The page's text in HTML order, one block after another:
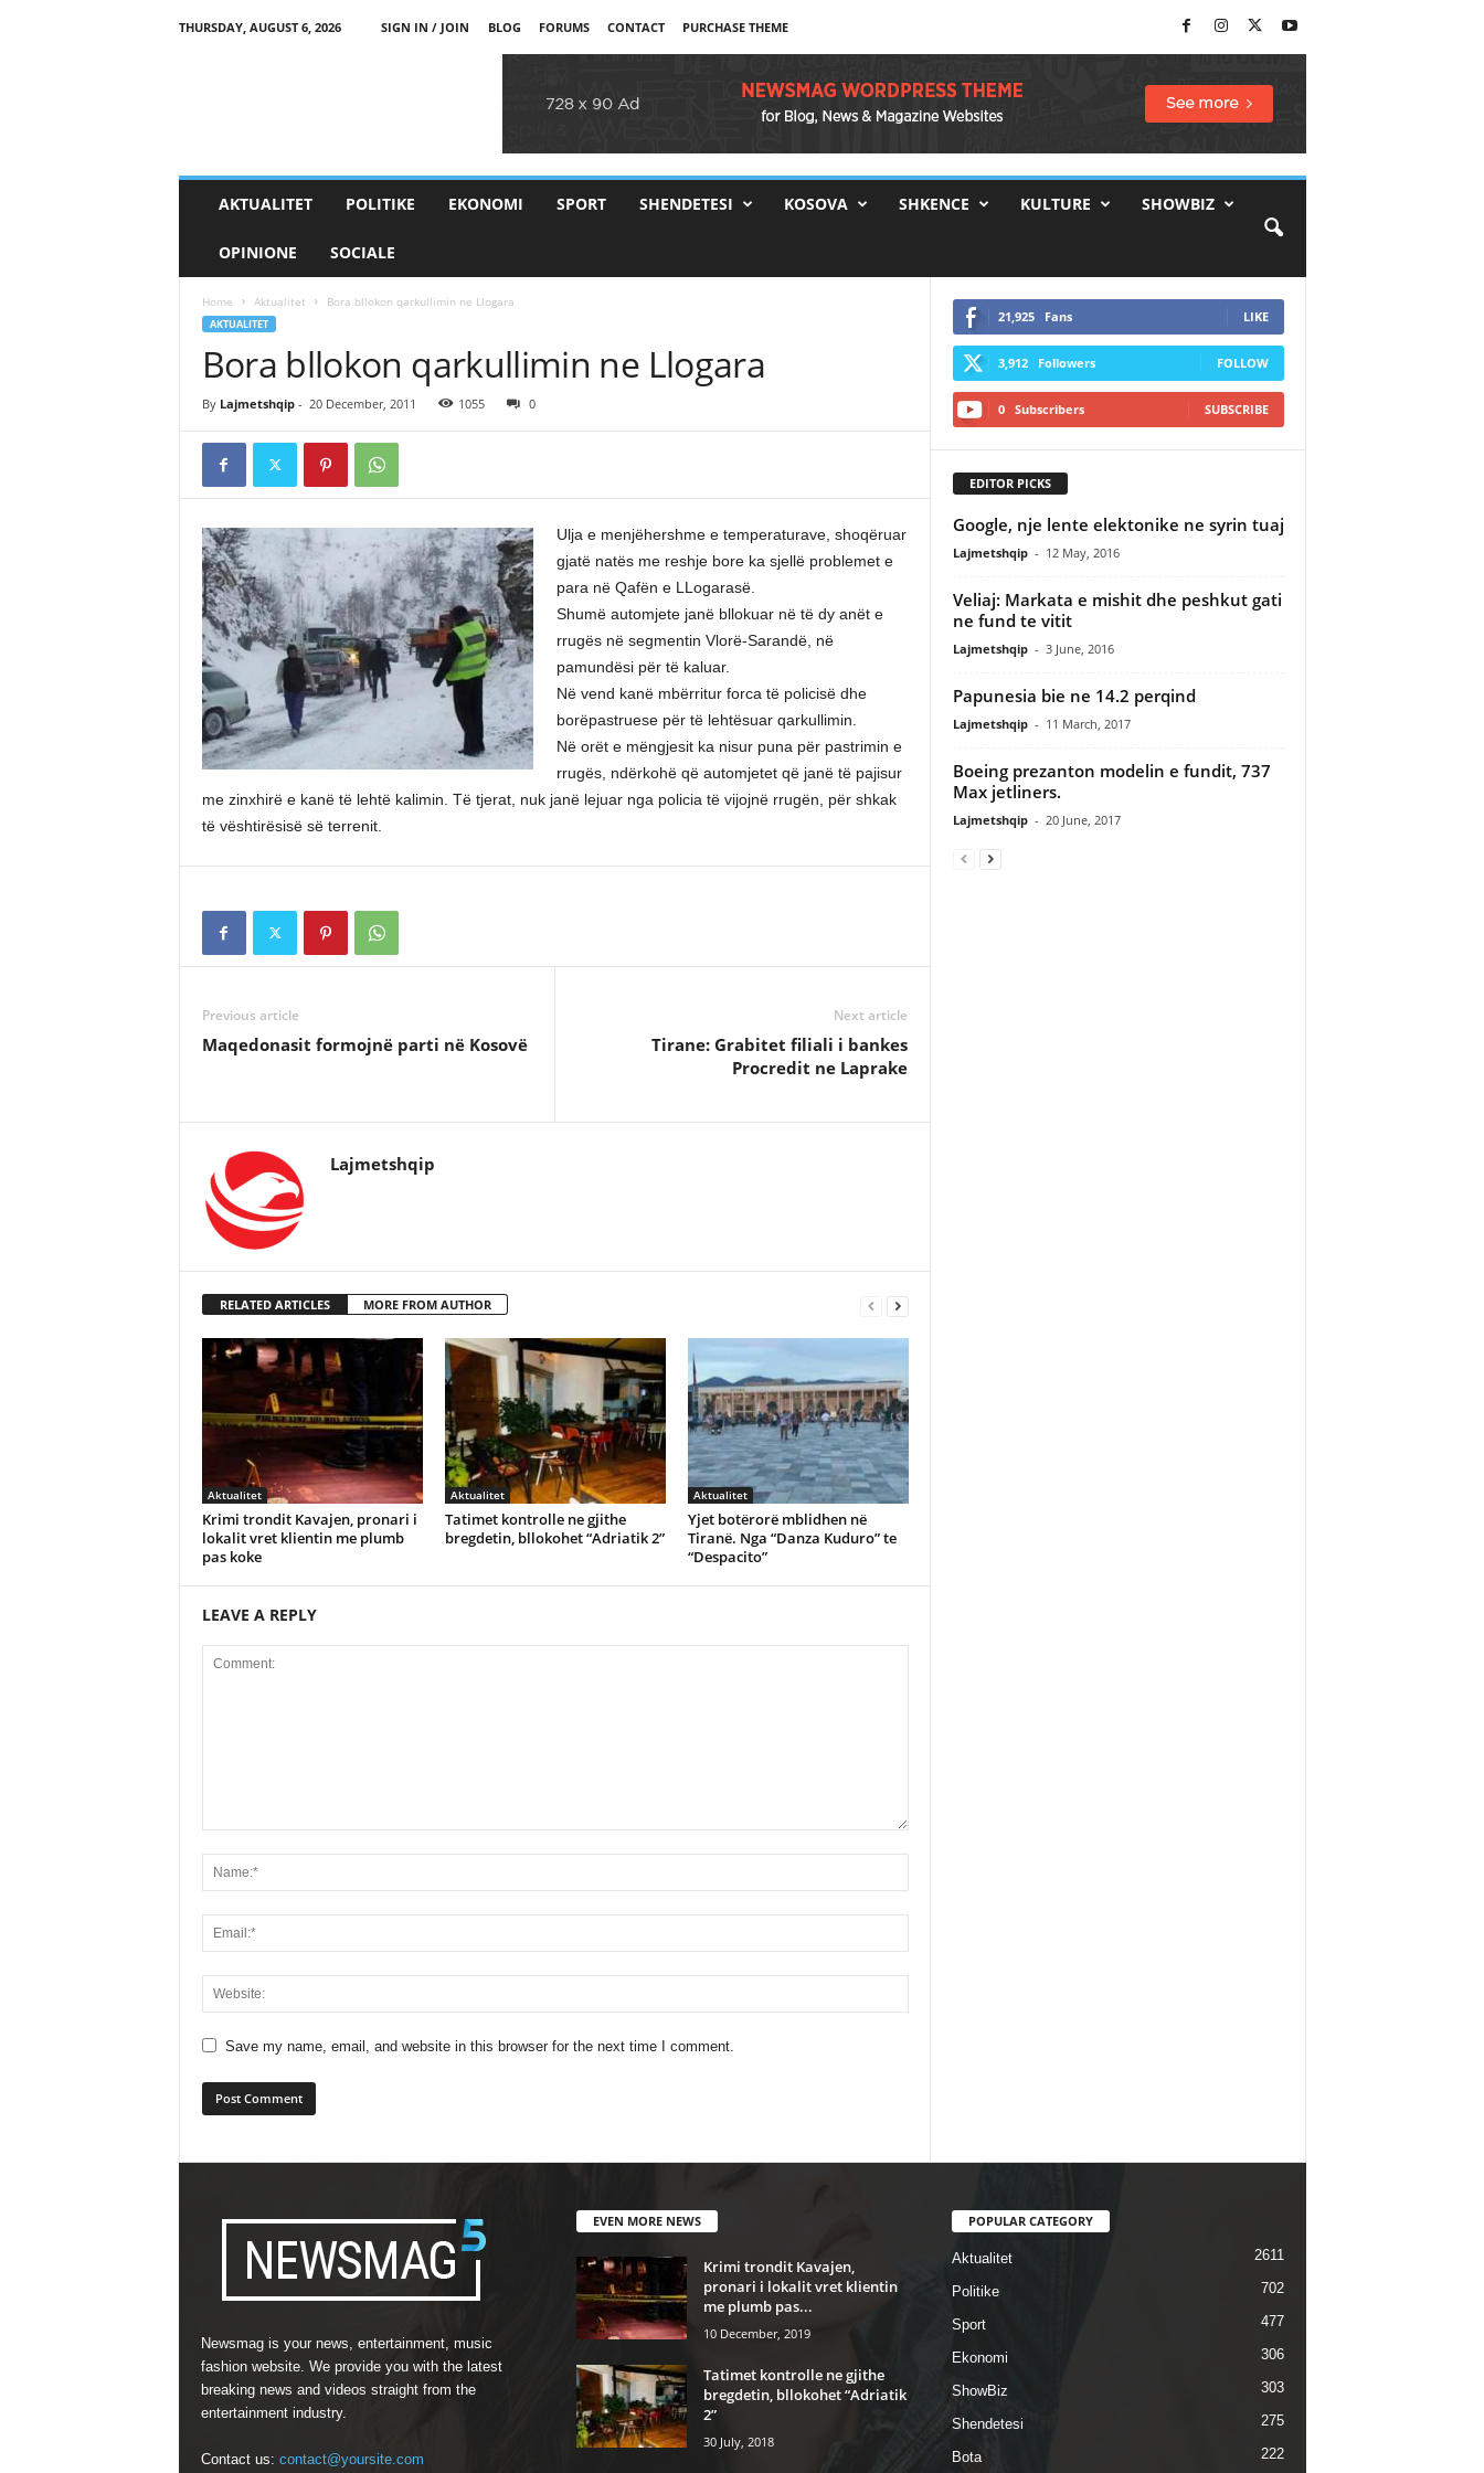
THURSDAY, AUGUST 6, 2026 SIGN IN / JOIN BLOG FORUMS CONTACT PURCHASE THEME
AKTUALITET POLITIKE EKONOMI SPORT SHENDETESI KOSOVA SHKENCE KULTURE SHOWBIZ
OPINIONE SOCIALE
Home Aktualitet Bora bllokon qarkullimin ne Llogara
AKTUALITET
Bora bllokon qarkullimin ne Llogara
By Lajmetshqip- 20 December, 2011 1055 0
Ulja e menjëhershme e temperaturave, shoqëruar
gjatë natës me reshje bore ka sjellë problemet e
para në Qafën e LLogarasë.
Shumë automjete janë bllokuar në të dy anët e
rrugës në segmentin Vlorë-Sarandë, në
pamundësi për të kaluar.
Në vend kanë mbërritur forca të policisë dhe
borëpastruese për të lehtësuar qarkullimin.
Në orët e mëngjesit ka nisur puna për pastrimin e
rrugës, ndërkohë që automjetet që janë të pajisur
me zinxhirë e kanë të lehtë kalimin. Të tjerat, nuk janë lejuar nga policia të vijojnë rrugën, për shkak
të vështirësisë së terrenit.
Previous article
Maqedonasit formojnë parti në Kosovë
Next article
Tirane: Grabitet filiali i bankes
Procredit ne Laprake
Lajmetshqip
RELATED ARTICLES MORE FROM AUTHOR
Aktualitet
Krimi trondit Kavajen, pronari i
lokalit vret klientin me plumb
pas koke
Aktualitet
Tatimet kontrolle ne gjithe
bregdetin, bllokohet “Adriatik 2”
Aktualitet
Yjet botërorë mblidhen në
Tiranë. Nga “Danza Kuduro” te
“Despacito”
LEAVE A REPLY
Save my name, email, and website in this browser for the next time I comment.
21,925 Fans LIKE
3,912 Followers FOLLOW
0 Subscribers SUBSCRIBE
EDITOR PICKS
Google, nje lente elektonike ne syrin tuaj
Lajmetshqip - 12 May, 2016
Veliaj: Markata e mishit dhe peshkut gati
ne fund te vitit
Lajmetshqip - 3 June, 2016
Papunesia bie ne 14.2 perqind
Lajmetshqip - 11 March, 2017
Boeing prezanton modelin e fundit, 737
Max jetliners.
Lajmetshqip - 20 June, 2017
Newsmag is your news, entertainment, music
fashion website. We provide you with the latest
breaking news and videos straight from the
entertainment industry.
Contact us: contact@yoursite.com
EVEN MORE NEWS
Krimi trondit Kavajen,
pronari i lokalit vret klientin
me plumb pas...
10 December, 2019
Tatimet kontrolle ne gjithe
bregdetin, bllokohet “Adriatik
2”
30 July, 2018
POPULAR CATEGORY
Aktualitet 2611
Politike 702
Sport 477
Ekonomi 306
ShowBiz 303
Shendetesi 275
Bota 222